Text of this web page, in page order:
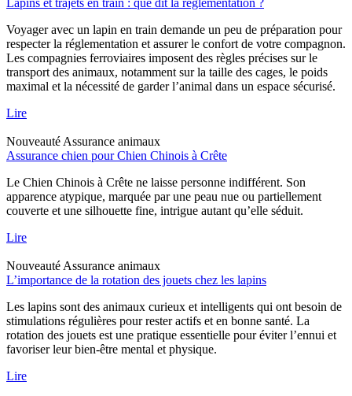
Voyager avec un lapin en train demande un peu de préparation pour
respecter la réglementation et assurer le confort de votre compagnon.
Les compagnies ferroviaires imposent des règles précises sur le
transport des animaux, notamment sur la taille des cages, le poids
maximal et la nécessité de garder l’animal dans un espace sécurisé.
Lire
Nouveauté Assurance animaux
Assurance chien pour Chien Chinois à Crête
Le Chien Chinois à Crête ne laisse personne indifférent. Son
apparence atypique, marquée par une peau nue ou partiellement
couverte et une silhouette fine, intrigue autant qu’elle séduit.
Lire
Nouveauté Assurance animaux
L’importance de la rotation des jouets chez les lapins
Les lapins sont des animaux curieux et intelligents qui ont besoin de
stimulations régulières pour rester actifs et en bonne santé. La
rotation des jouets est une pratique essentielle pour éviter l’ennui et
favoriser leur bien-être mental et physique.
Lire